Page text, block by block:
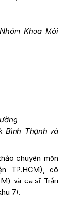
Khoa Môi
Bình Thạnh và
chuyên môn
TP.HCM), cô
và ca sĩ Trần
7).